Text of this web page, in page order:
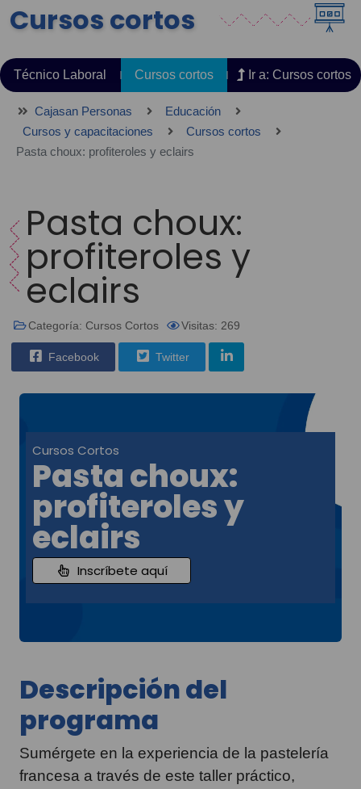
Cursos cortos
Técnico Laboral Cursos cortos Ir a: Cursos cortos
Cajasan Personas
Educación
Cursos y capacitaciones
Cursos cortos
Pasta choux: profiteroles y eclairs
Pasta choux:
profiteroles y
eclairs
Categoría: Cursos Cortos Visitas: 269
Facebook Twitter
Cursos Cortos
Pasta choux:
profiteroles y
eclairs
Inscríbete aquí
Descripción del
programa
Sumérgete en la experiencia de la pastelería
francesa a través de este taller práctico,